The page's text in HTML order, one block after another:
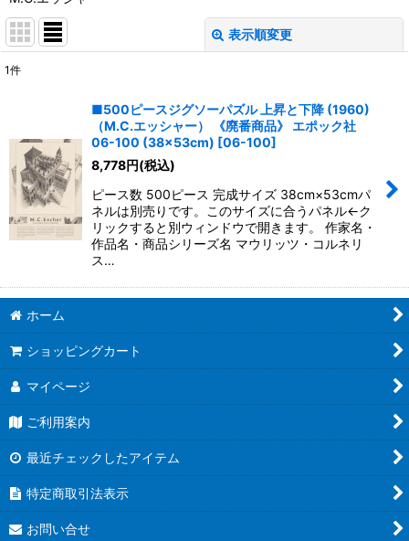
表示順変更
並び順:
絞り込む
1件
■500ピースジグソーパズル 上昇と下降 (1960)
（M.C.エッシャー） 《廃番商品》 エポック社
06-100 (38×53cm) [06-100]
8,778円(税込)
ピース数 500ピース 完成サイズ 38cm×53cmパ
ネルは別売りです。このサイズに合うパネル←ク
リックすると別ウィンドウで開きます。 作家名・
作品名・商品シリーズ名 マウリッツ・コルネリ
ス…
ホーム
ショッピングカート
マイページ
ご利用案内
最近チェックしたアイテム
特定商取引法表示
お問い合せ